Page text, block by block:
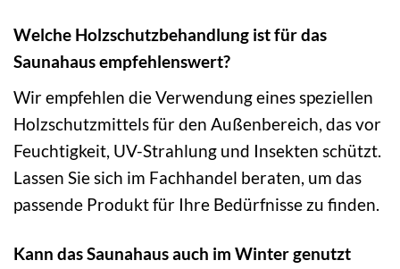
Welche Holzschutzbehandlung ist für das
Saunahaus empfehlenswert?
Wir empfehlen die Verwendung eines speziellen
Holzschutzmittels für den Außenbereich, das vor
Feuchtigkeit, UV-Strahlung und Insekten schützt.
Lassen Sie sich im Fachhandel beraten, um das
passende Produkt für Ihre Bedürfnisse zu finden.
Kann das Saunahaus auch im Winter genutzt